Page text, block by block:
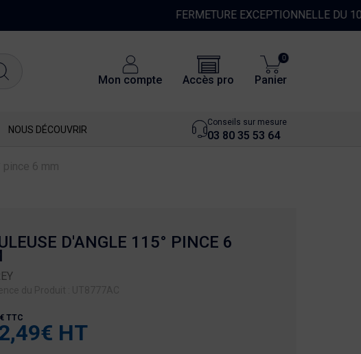
Mon compte Panier
0
Accès pro
NOUS DÉCOUVRIR
Conseils sur mesure
03 80 35 53 64
pince 6 mm
D'ANGLE 115° PINCE 6
HT
TTC